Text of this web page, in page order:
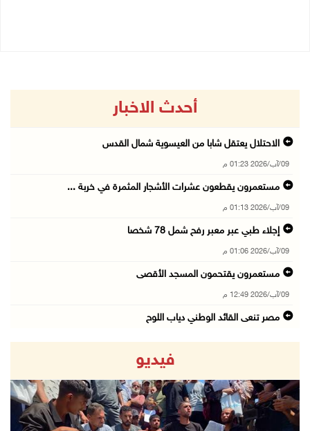
أحدث الاخبار
الاحتلال يعتقل شابا من العيسوية شمال القدس
09/آب/2026 01:23 م
مستعمرون يقطعون عشرات الأشجار المثمرة في خربة ...
09/آب/2026 01:13 م
إجلاء طبي عبر معبر رفح شمل 78 شخصا
09/آب/2026 01:06 م
مستعمرون يقتحمون المسجد الأقصى
09/آب/2026 12:49 م
مصر تنعى القائد الوطني دياب اللوح
جهاد يرسم على الخيمة مشاهد الحرب في غزة
09/آب/2026 12:17 م
حالات الإجهاض في غزة تتضاعف ثلاث مرات
فيديو